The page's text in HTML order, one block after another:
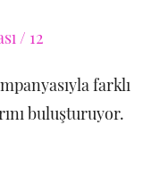
farklı
buluşturuyor.